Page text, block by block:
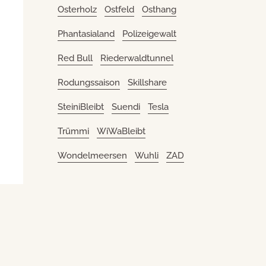
Osterholz Ostfeld Osthang
Phantasialand Polizeigewalt
Red Bull Riederwaldtunnel
Rodungssaison Skillshare
SteiniBleibt Suendi Tesla
Trümmi WiWaBleibt
Wondelmeersen Wuhli ZAD